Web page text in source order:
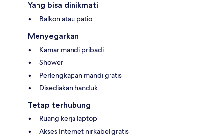
Yang bisa dinikmati
Balkon atau patio
Menyegarkan
Kamar mandi pribadi
Shower
Perlengkapan mandi gratis
Disediakan handuk
Tetap terhubung
Ruang kerja laptop
Akses Internet nirkabel gratis